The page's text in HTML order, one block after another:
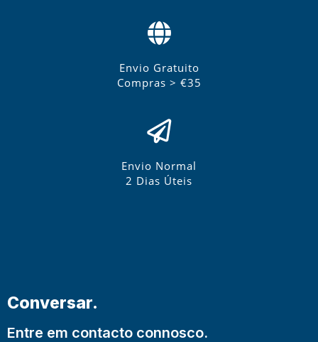
Envio Gratuito
Compras > €35
Envio Normal
2 Dias Úteis
Conversar.
Entre em contacto connosco.